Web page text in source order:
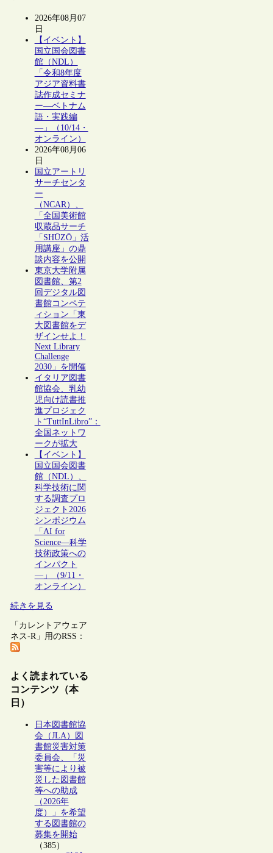
2026年08月07
日
【イベント】
国立国会図書
館（NDL）
「令和8年度
アジア資料書
誌作成セミナ
ー―ベトナム
語・実践編
―」（10/14・
オンライン）
2026年08月06
日
国立アートリ
サーチセンタ
ー
（NCAR）、
「全国美術館
収蔵品サーチ
「SHŪZŌ」活
用講座」の鼎
談内容を公開
東京大学附属
図書館、第2
回デジタル図
書館コンペテ
ィション「東
大図書館をデ
ザインせよ！
Next Library
Challenge
2030」を開催
イタリア図書
館協会、乳幼
児向け読書推
進プロジェク
ト“TuttInLibro”：
全国ネットワ
ークが拡大
【イベント】
国立国会図書
館（NDL）、
科学技術に関
する調査プロ
ジェクト2026
シンポジウム
「AI for
Science―科学
技術政策への
インパクト
―」（9/11・
オンライン）
続きを見る
「カレントアウェア
ネス-R」用のRSS：
よく読まれている
コンテンツ（本
日）
日本図書館協
会（JLA）図
書館災害対策
委員会、「災
害等により被
災した図書館
等への助成
（2026年
度）」を希望
する図書館の
募集を開始
（385）